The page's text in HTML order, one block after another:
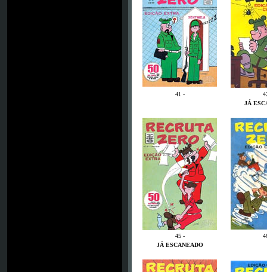
41 -
JÁ
45 -
JÁ ESCANEADO